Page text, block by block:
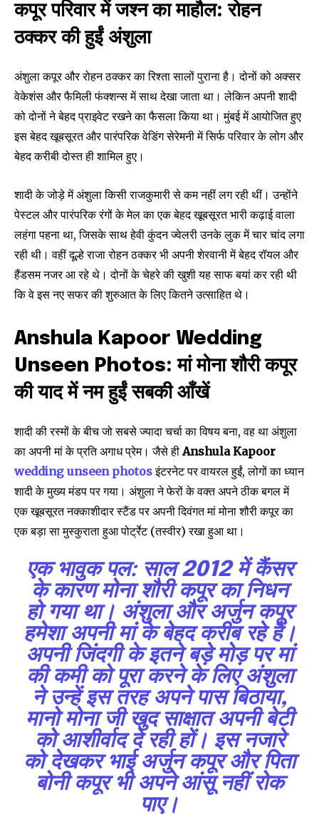
कपूर परिवार में जश्न का माहौल: रोहन
ठक्कर की हुईं अंशुला
अंशुला कपूर और रोहन ठक्कर का रिश्ता सालों पुराना है। दोनों को अक्सर
वेकेशंस और फैमिली फंक्शन्स में साथ देखा जाता था। लेकिन अपनी शादी
को दोनों ने बेहद प्राइवेट रखने का फैसला किया था। मुंबई में आयोजित हुए
इस बेहद खूबसूरत और पारंपरिक वेडिंग सेरेमनी में सिर्फ परिवार के लोग और
बेहद करीबी दोस्त ही शामिल हुए।
शादी के जोड़े में अंशुला किसी राजकुमारी से कम नहीं लग रही थीं। उन्होंने
पेस्टल और पारंपरिक रंगों के मेल का एक बेहद खूबसूरत भारी कढ़ाई वाला
लहंगा पहना था, जिसके साथ हेवी कुंदन ज्वेलरी उनके लुक में चार चांद लगा
रही थी। वहीं दूल्हे राजा रोहन ठक्कर भी अपनी शेरवानी में बेहद रॉयल और
हैंडसम नजर आ रहे थे। दोनों के चेहरे की खुशी यह साफ बयां कर रही थी
कि वे इस नए सफर की शुरुआत के लिए कितने उत्साहित थे।
Anshula Kapoor Wedding
Unseen Photos: मां मोना शौरी कपूर
की याद में नम हुईं सबकी आँखें
शादी की रस्मों के बीच जो सबसे ज्यादा चर्चा का विषय बना, वह था अंशुला
का अपनी मां के प्रति अगाध प्रेम। जैसे ही Anshula Kapoor
wedding unseen photos इंटरनेट पर वायरल हुईं, लोगों का ध्यान
शादी के मुख्य मंडप पर गया। अंशुला ने फेरों के वक्त अपने ठीक बगल में
एक खूबसूरत नक्काशीदार स्टैंड पर अपनी दिवंगत मां मोना शौरी कपूर का
एक बड़ा सा मुस्कुराता हुआ पोर्ट्रेट (तस्वीर) रखा हुआ था।
एक भावुक पल:साल 2012 में कैंसर
के कारण मोना शौरी कपूर का निधन
हो गया था। अंशुला और अर्जुन कपूर
हमेशा अपनी मां के बेहद करीब रहे हैं।
अपनी जिंदगी के इतने बड़े मोड़ पर मां
की कमी को पूरा करने के लिए अंशुला
ने उन्हें इस तरह अपने पास बिठाया,
मानो मोना जी खुद साक्षात अपनी बेटी
को आशीर्वाद दे रही हों। इस नजारे
को देखकर भाई अर्जुन कपूर और पिता
बोनी कपूर भी अपने आंसू नहीं रोक
पाए।